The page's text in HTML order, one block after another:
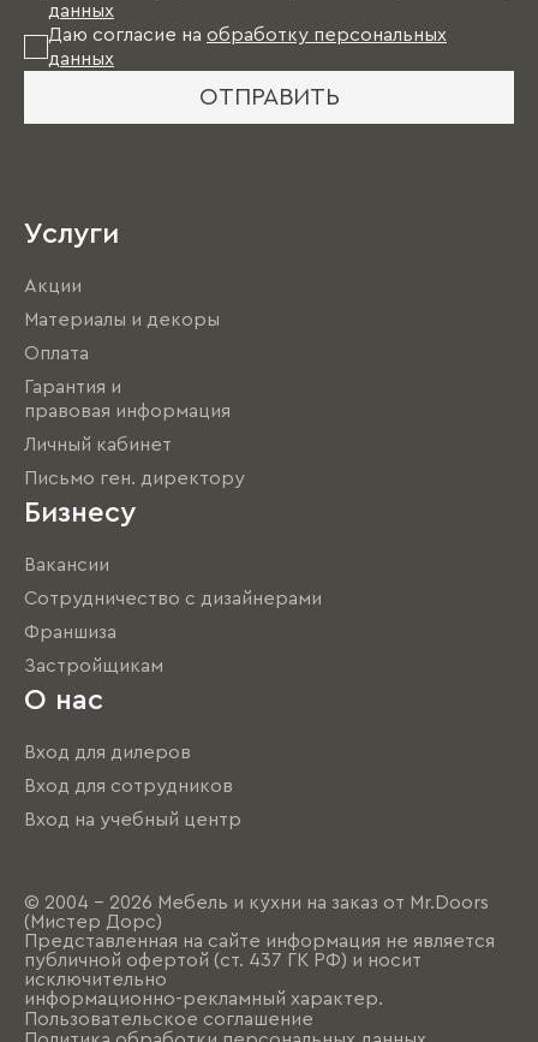
данных
Даю согласие на обработку персональных
данных
ОТПРАВИТЬ
Услуги
Акции
Материалы и декоры
Оплата
Гарантия и
правовая информация
Личный кабинет
Письмо ген. директору
Бизнесу
Вакансии
Сотрудничество с дизайнерами
Франшиза
Застройщикам
О нас
Вход для дилеров
Вход для сотрудников
Вход на учебный центр
© 2004 - 2026 Мебель и кухни на заказ от Mr.Doors
(Мистер Дорс)
Представленная на сайте информация не является
публичной офертой (ст. 437 ГК РФ) и носит
исключительно
информационно-рекламный характер.
Пользовательское соглашение